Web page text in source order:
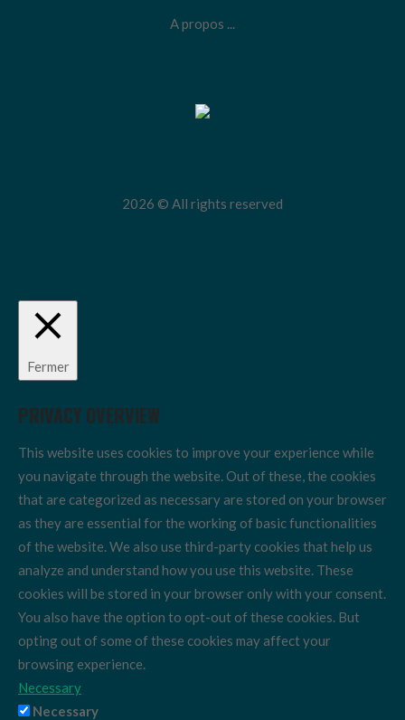
A propos ...
2026 © All rights reserved
Fermer
PRIVACY OVERVIEW
This website uses cookies to improve your experience while
you navigate through the website. Out of these, the cookies
that are categorized as necessary are stored on your browser
as they are essential for the working of basic functionalities
of the website. We also use third-party cookies that help us
analyze and understand how you use this website. These
cookies will be stored in your browser only with your consent.
You also have the option to opt-out of these cookies. But
opting out of some of these cookies may affect your
browsing experience.
Necessary
Necessary